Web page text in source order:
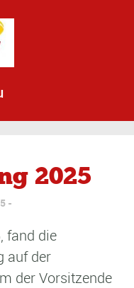
2025
fand die
auf der
der Vorsitzende